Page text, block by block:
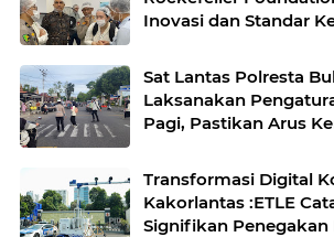
Inovasi dan Standar
Sat Lantas Polresta
Laksanakan
Pagi, Pastikan Arus
Transformasi Digital
Kakorlantas :ETLE
Signifikan